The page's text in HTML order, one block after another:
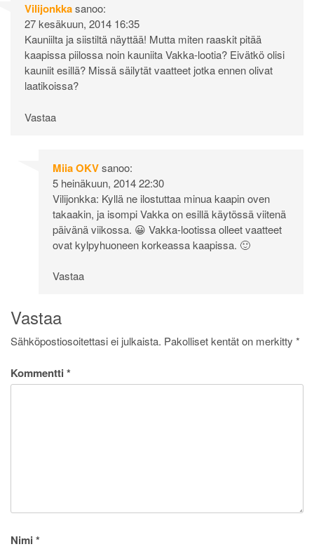
Vilijonkkasanoo:
27 kesäkuun, 2014 16:35
Kauniilta ja siistiltä näyttää! Mutta miten raaskit pitää
kaapissa piilossa noin kauniita Vakka-lootia? Eivätkö olisi
kauniit esillä? Missä säilytät vaatteet jotka ennen olivat
laatikoissa?
Vastaa
Miia OKVsanoo:
5 heinäkuun, 2014 22:30
Vilijonkka: Kyllä ne ilostuttaa minua kaapin oven
takaakin, ja isompi Vakka on esillä käytössä viitenä
päivänä viikossa. 😀 Vakka-lootissa olleet vaatteet
ovat kylpyhuoneen korkeassa kaapissa. 🙂
Vastaa
Vastaa
Sähköpostiosoitettasi ei julkaista. Pakolliset kentät on merkitty *
Kommentti *
Nimi *